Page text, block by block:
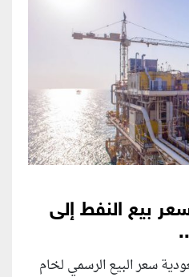
بيع النفط إلى
سعر البيع الرسمي لخام